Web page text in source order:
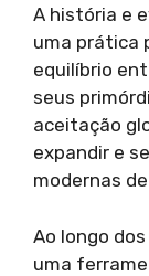
A história e
uma prática
equilíbrio
seus
aceitação
expandir e
modernas
Ao longo
uma